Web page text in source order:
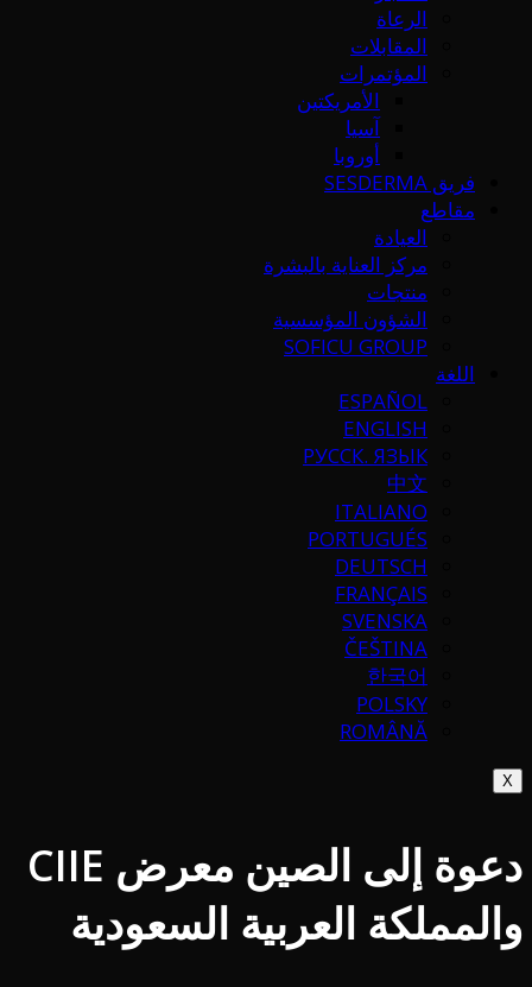
الرعاة
المقابلات
المؤتمرات
الأمريكتين
آسيا
أوروبا
فريق SESDERMA
مقاطع
العيادة
مركز العناية بالبشرة
منتجات
الشؤون المؤسسية
SOFICU GROUP
اللغة
ESPAÑOL
ENGLISH
РУССК. ЯЗЫК
中文
ITALIANO
PORTUGUÉS
DEUTSCH
FRANÇAIS
SVENSKA
ČEŠTINA
한국어
POLSKY
ROMÂNĂ
X
دعوة إلى الصين معرض CIIE
والمملكة العربية السعودية